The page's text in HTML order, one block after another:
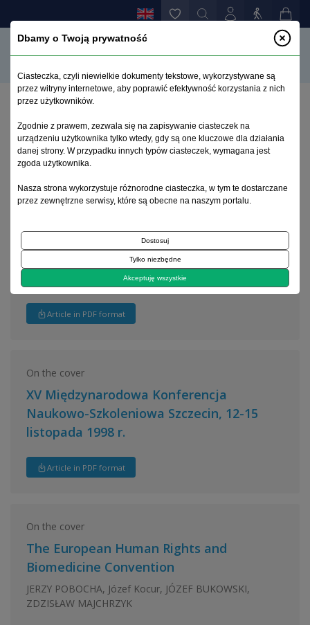
Archive 1992–2014
2000, tom 9, suplement 1
Feliks Kaczanowski 1904-1976
Article in PDF format
On the cover
XV Międzynarodowa Konferencja
Naukowo-Szkoleniowa Szczecin, 12-15
listopada 1998 r.
Article in PDF format
On the cover
The European Human Rights and
Biomedicine Convention
JERZY POBOCHA, Józef Kocur, JÓZEF BUKOWSKI,
ZDZISŁAW MAJCHRZYK
Dbamy o Twoją prywatność
Ciasteczka, czyli niewielkie dokumenty tekstowe, wykorzystywane są
przez witryny internetowe, aby poprawić efektywność korzystania z nich
przez użytkowników.
Zgodnie z prawem, zezwala się na zapisywanie ciasteczek na
urządzeniu użytkownika tylko wtedy, gdy są one kluczowe dla działania
danej strony. W przypadku innych typów ciasteczek, wymagana jest
zgoda użytkownika.
Nasza strona wykorzystuje różnorodne ciasteczka, w tym te dostarczane
przez zewnętrzne serwisy, które są obecne na naszym portalu.
Dostosuj
Tylko niezbędne
Akceptuję wszystkie